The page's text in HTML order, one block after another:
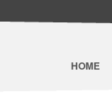
HOME